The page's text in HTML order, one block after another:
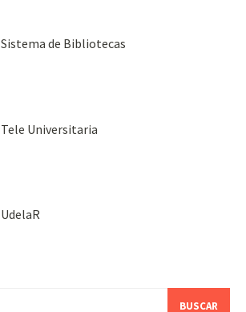
Sistema de Bibliotecas
Tele Universitaria
UdelaR